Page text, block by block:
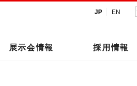
JP EN
展示会情報 採用情報